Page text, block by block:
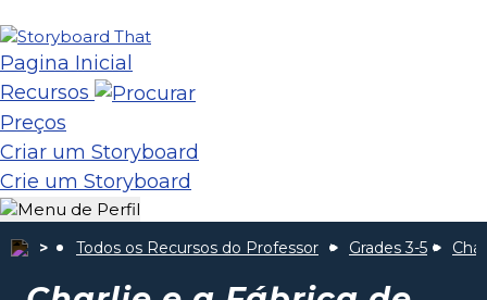
Pagina Inicial
Recursos
Preços
Criar um Storyboard
Crie um Storyboard
Todos os Recursos do Professor Grades 3-5